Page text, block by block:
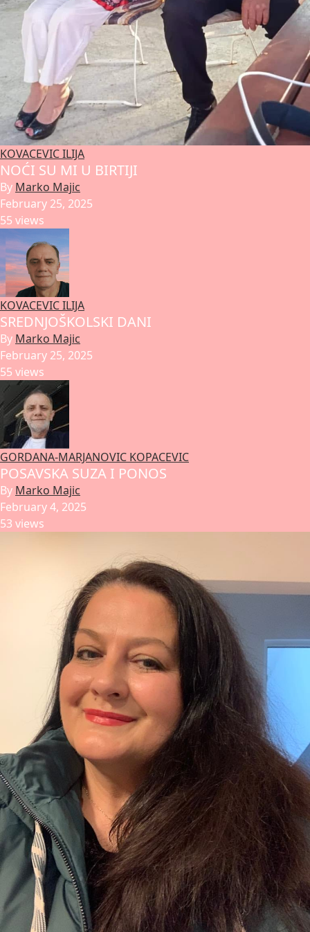
KOVACEVIC ILIJA
NOĆI SU MI U BIRTIJI
By Marko Majic
February 25, 2025
55 views
KOVACEVIC ILIJA
SREDNJOŠKOLSKI DANI
By Marko Majic
February 25, 2025
55 views
GORDANA-MARJANOVIC KOPACEVIC
POSAVSKA SUZA I PONOS
By Marko Majic
February 4, 2025
53 views